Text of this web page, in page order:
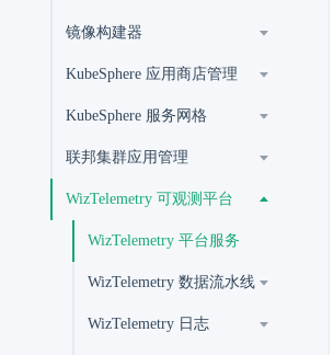
镜像构建器
KubeSphere 应用商店管理
KubeSphere 服务网格
联邦集群应用管理
WizTelemetry 可观测平台
WizTelemetry 平台服务
WizTelemetry 数据流水线
WizTelemetry 日志